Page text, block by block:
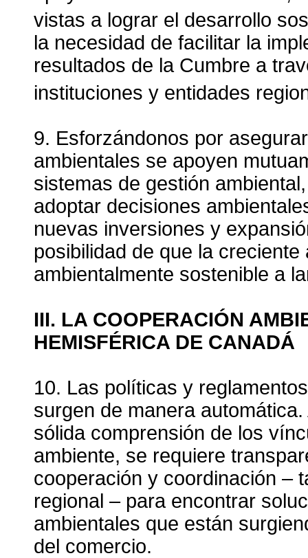
vistas a lograr el desarrollo
la necesidad de facilitar la
resultados de la Cumbre a
instituciones y entidades
9. Esforzándonos por
ambientales se apoyen
sistemas de gestión
adoptar decisiones
nuevas inversiones y
posibilidad de que la
ambientalmente sostenible a
III. LA COOPERACIÓN
HEMISFÉRICA DE CANADÁ
10. Las políticas y
surgen de manera
sólida comprensión de los
ambiente, se requiere
cooperación y coordinación –
regional – para encontrar
ambientales que están
del comercio.